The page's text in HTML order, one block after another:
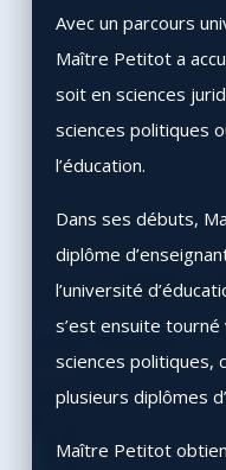
Avec un parcours
Maître Petitot a
soit en sciences
sciences politiques
l’éducation.
Dans ses débuts,
diplôme
l’université
s’est ensuite
sciences politiques,
plusieurs diplômes
Maître Petitot